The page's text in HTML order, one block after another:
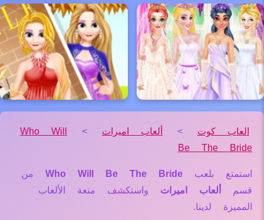
العاب كوت > ألعاب اميرات >
Who Will
Be The Bride
استمتع بلعب Who Will Be The Bride من
قسم
ألعاب اميرات واستكشف متعة الألعاب
المميزة لدينا.